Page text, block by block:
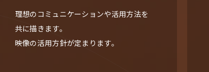
理想のコミュニケーションや活用方法を
共に描きます。
映像の活用方針が定まります。